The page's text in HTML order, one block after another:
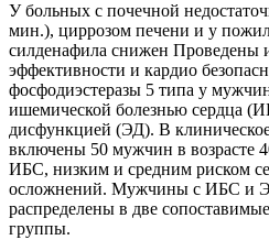
У больных с почечной
мин.), циррозом печени и у
силденафила снижен Проведены
эффективности и кардио
фосфодиэстеразы 5 типа у
ишемической болезнью сердца
дисфункцией (ЭД). В
включены 50 мужчин в возрасте
ИБС, низким и средним риском
осложнений. Мужчины с ИБС и
распределены в две
группы.